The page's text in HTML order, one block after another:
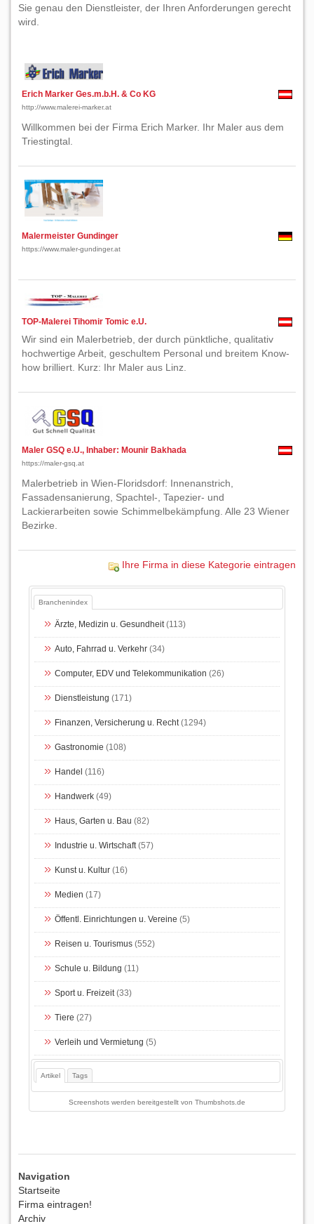
Sie genau den Dienstleister, der Ihren Anforderungen gerecht
wird.
Erich Marker Ges.m.b.H. & Co KG
http://www.malerei-marker.at
Willkommen bei der Firma Erich Marker. Ihr Maler aus dem
Triestingtal.
Malermeister Gundinger
https://www.maler-gundinger.at
TOP-Malerei Tihomir Tomic e.U.
Wir sind ein Malerbetrieb, der durch pünktliche, qualitativ
hochwertige Arbeit, geschultem Personal und breitem Know-
how brilliert. Kurz: Ihr Maler aus Linz.
Maler GSQ e.U., Inhaber: Mounir Bakhada
https://maler-gsq.at
Malerbetrieb in Wien-Floridsdorf: Innenanstrich,
Fassadensanierung, Spachtel-, Tapezier- und
Lackierarbeiten sowie Schimmelbekämpfung. Alle 23 Wiener
Bezirke.
Ihre Firma in diese Kategorie eintragen
Branchenindex
Ärzte, Medizin u. Gesundheit(113)
Auto, Fahrrad u. Verkehr (34)
Computer, EDV und Telekommunikation (26)
Dienstleistung (171)
Finanzen, Versicherung u. Recht(1294)
Gastronomie (108)
Handel (116)
Handwerk (49)
Haus, Garten u. Bau (82)
Industrie u. Wirtschaft(57)
Kunst u. Kultur (16)
Medien (17)
Öffentl. Einrichtungen u. Vereine (5)
Reisen u. Tourismus (552)
Schule u. Bildung (11)
Sport u. Freizeit(33)
Tiere (27)
Verleih und Vermietung (5)
Artikel Tags
Screenshots werden bereitgestellt von Thumbshots.de
Navigation
Startseite
Firma eintragen!
Archiv